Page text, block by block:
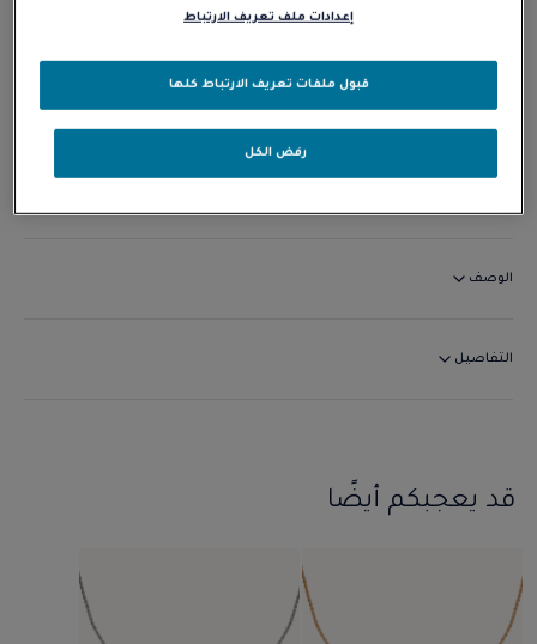
الاتصال بنا
التوافر في المتجر
الوصف
التفاصيل
قد يعجبكم أيضًا
إعدادات ملف تعريف الارتباط
رفض الكل
قبول ملفات تعريف الارتباط كلها